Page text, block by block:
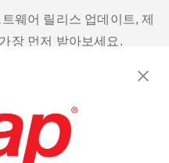
웨어 릴리스 업데이트, 제
장 먼저 받아보세요.
보처리방침